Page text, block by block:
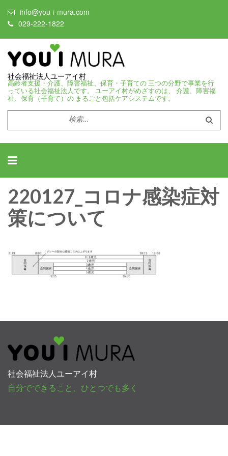
info@you-i-mura.com
029-222-1822
社会福祉法人ユーアイ村
高齢者支援・介護、障害福祉、保育・子育ての 三つの分野で事業を行
っている社会福祉法人です。 ユーアイ村がめざすのは、 介護、障害福
祉、保育（子育て）の まるごと包括ケアシステムです。
検
索:
220127_コロナ感染症対
策について
社会福祉法人ユーアイ村
自分でできること、ひとつでも多く